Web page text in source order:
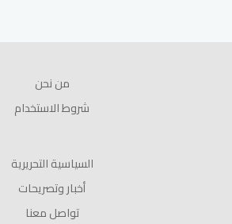
من نحن
شروط الاستخدام
السياسية التحريرية
أخبار وتصريحات
تواصل معنا